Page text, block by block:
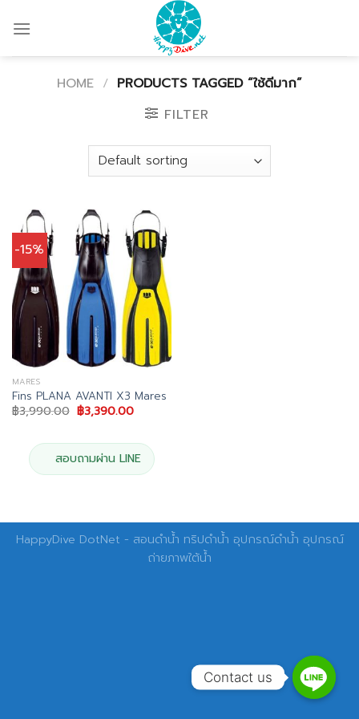
HOME / PRODUCTS TAGGED “ใช้ดีมาก”
FILTER
-15%
MARES
Fins PLANA AVANTI X3 Mares
฿3,990.00 Original
price
฿3,990.00.
฿3,390.00Current
฿3,390.00.
สอบถามผ่าน LINE
HappyDive DotNet - สอนดำน้ำ ทริปดำน้ำ อุปกรณ์ดำน้ำ อุปกรณ์
ถ่ายภาพใต้น้ำ
Contact us